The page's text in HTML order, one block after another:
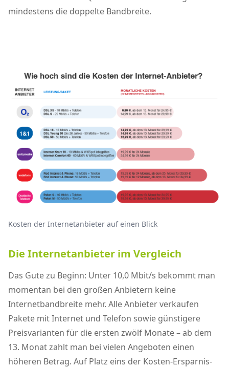
mindestens die doppelte Bandbreite.
Kosten der Internetanbieter auf einen Blick
Die Internetanbieter im Vergleich
Das Gute zu Beginn: Unter 10,0 Mbit/s bekommt man
momentan bei den großen Anbietern keine
Internetbandbreite mehr. Alle Anbieter verkaufen
Pakete mit Internet und Telefon sowie günstigere
Preisvarianten für die ersten zwölf Monate – ab dem
13. Monat zahlt man bei vielen Angeboten einen
höheren Betrag. Auf Platz eins der Kosten-Ersparnis-